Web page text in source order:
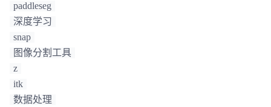
paddleseg
深度学习
snap
图像分割工具
z
itk
数据处理